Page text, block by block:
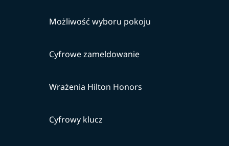
Możliwość wyboru pokoju
Cyfrowe zameldowanie
Wrażenia Hilton Honors
Cyfrowy klucz